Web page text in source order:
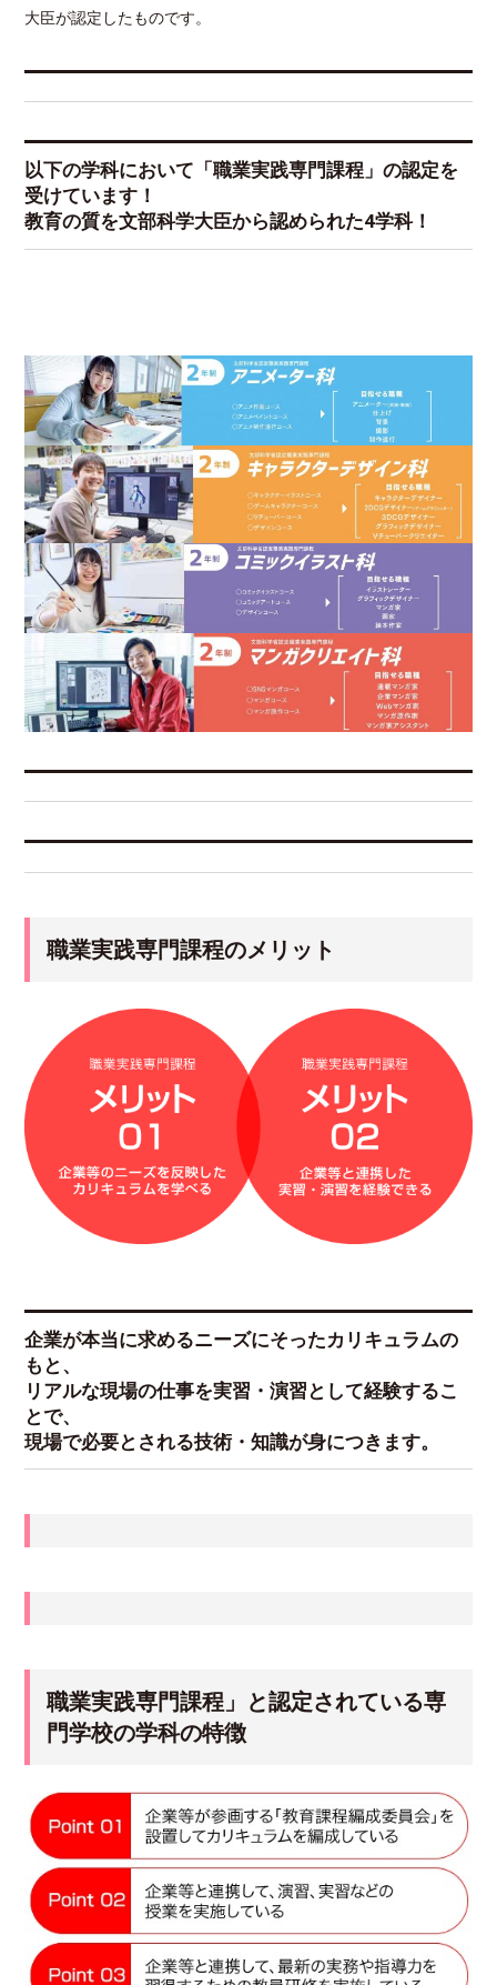
大臣が認定したものです。
以下の学科において「職業実践専門課程」の認定を
受けています！
教育の質を文部科学大臣から認められた4学科！
職業実践専門課程のメリット
企業が本当に求めるニーズにそったカリキュラムの
もと、
リアルな現場の仕事を実習・演習として経験するこ
とで、
現場で必要とされる技術・知識が身につきます。
職業実践専門課程」と認定されている専
門学校の学科の特徴